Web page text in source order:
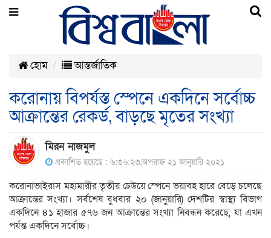
হোম আন্তর্জাতিক
করোনায় বিপর্যস্ত স্পেনে একদিনে সর্বোচ্চ
আক্রান্তের রেকর্ড, বাড়ছে মৃতের সংখ্যা
মিরন নাজমুল
প্রকাশিত হয়েছে : ৬:৩৬:২৩,অপরাহ্ন ২১ জানুয়ারি ২০২১
করোনাভাইরাস মহামারীর তৃতীয় ঢেউয়ে স্পেনে ভয়াবহ হারে বেড়ে চলেছে
আক্রান্তের সংখ্যা। সর্বশেষ বুধবার ২০ (জানুয়ারি) দেশটির স্বাস্থ্য বিভাগ
একদিনে ৪১ হাজার ৫৭৬ জন আক্রান্তের সংখ্যা নিবন্ধন করেছে, যা এখন
পর্যন্ত একদিনে সর্বোচ্চ।